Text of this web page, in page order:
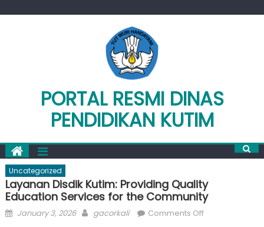
PORTAL RESMI DINAS
PENDIDIKAN KUTIM
Uncategorized
Layanan Disdik Kutim: Providing Quality
Education Services for the Community
Posted
January 3, 2026 Author
gacorkali Comments Offon